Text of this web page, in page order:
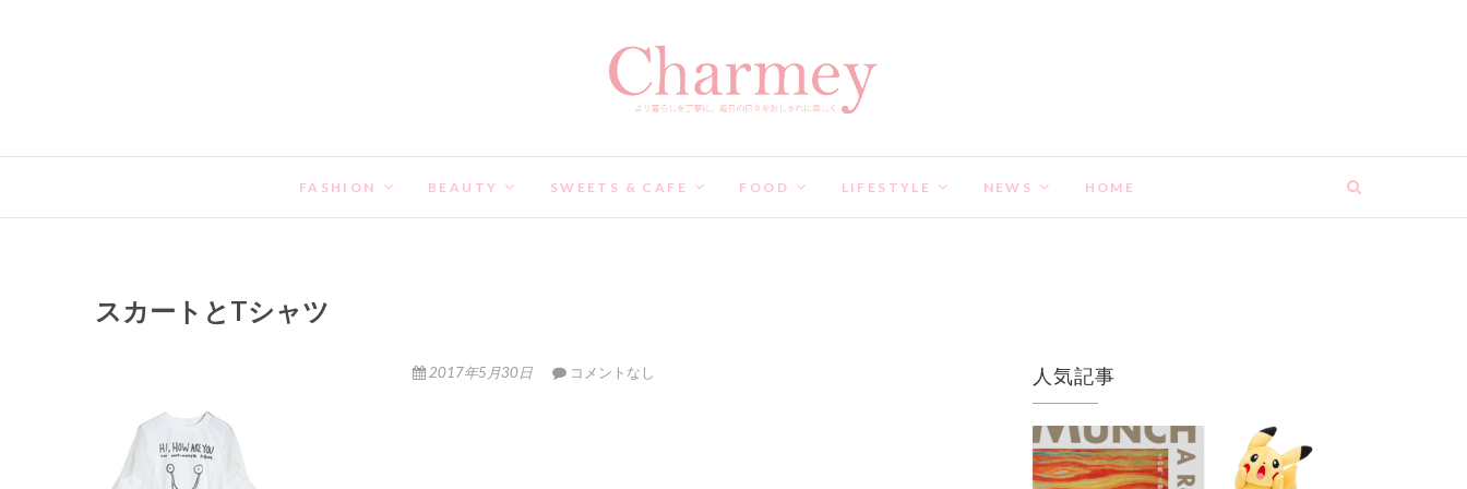
FASHION BEAUTY SWEETS & CAFE FOOD LIFESTYLE NEWS HOME
スカートとTシャツ
2017年5月30日 コメントなし 人気記事